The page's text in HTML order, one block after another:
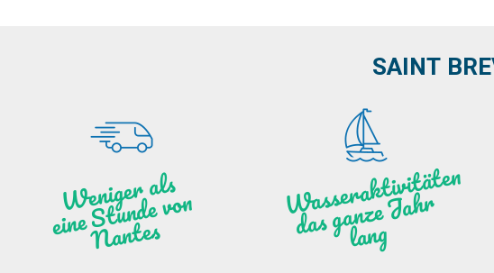
SAINT
We
ni
ge
r
als
ei
ne
Stu
n
de vo
n
N
a
ntes W
asse
r
a
ktivit
äte
n
d
as
g
a
nze
J
a
h
r
l
a
ng